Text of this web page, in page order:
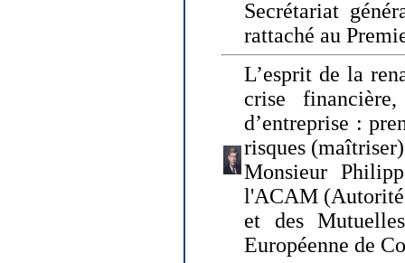
Secrétariat
rattaché au
L’esprit de la
crise
d’entreprise :
risques
Monsieur
l'ACAM (Autorité
et des
Européenne de